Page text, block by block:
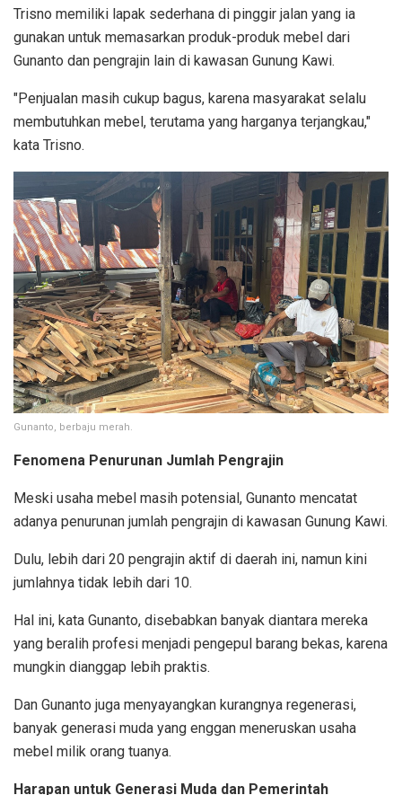
Trisno memiliki lapak sederhana di pinggir jalan yang ia
gunakan untuk memasarkan produk-produk mebel dari
Gunanto dan pengrajin lain di kawasan Gunung Kawi.
"Penjualan masih cukup bagus, karena masyarakat selalu
membutuhkan mebel, terutama yang harganya terjangkau,"
kata Trisno.
Gunanto, berbaju merah.
Fenomena Penurunan Jumlah Pengrajin
Meski usaha mebel masih potensial, Gunanto mencatat
adanya penurunan jumlah pengrajin di kawasan Gunung Kawi.
Dulu, lebih dari 20 pengrajin aktif di daerah ini, namun kini
jumlahnya tidak lebih dari 10.
Hal ini, kata Gunanto, disebabkan banyak diantara mereka
yang beralih profesi menjadi pengepul barang bekas, karena
mungkin dianggap lebih praktis.
Dan Gunanto juga menyayangkan kurangnya regenerasi,
banyak generasi muda yang enggan meneruskan usaha
mebel milik orang tuanya.
Harapan untuk Generasi Muda dan Pemerintah